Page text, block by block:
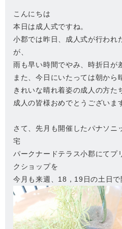
こんにちは
本日は成人式ですね。
小郡では昨日、成人式が行われ
が、
雨も早い時間でやみ、時折日が
また、今日にいたっては朝から
きれいな晴れ着姿の成人の方た
成人の皆様おめでとうございま
さて、先月も開催したパナソニ
宅
パークナードテラス小郡にてプ
クショップを
今月も来週、18，19日の土日で